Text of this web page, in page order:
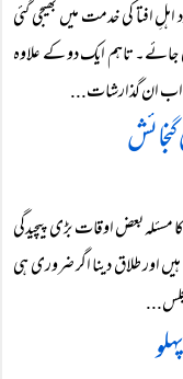
افتا کی خدمت میں بھیجی گئی
تاہم ایک دو کے علاوہ
اب ان گذارشات...
بعض اوقات بڑی پیچیدگی
اور طلاق دینا اگر ضروری ہی